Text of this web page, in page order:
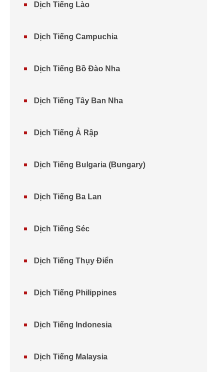
Dịch Tiếng Lào
Dịch Tiếng Campuchia
Dịch Tiếng Bồ Đào Nha
Dịch Tiếng Tây Ban Nha
Dịch Tiếng Ả Rập
Dịch Tiếng Bulgaria (Bungary)
Dịch Tiếng Ba Lan
Dịch Tiếng Séc
Dịch Tiếng Thụy Điển
Dịch Tiếng Philippines
Dịch Tiếng Indonesia
Dịch Tiếng Malaysia